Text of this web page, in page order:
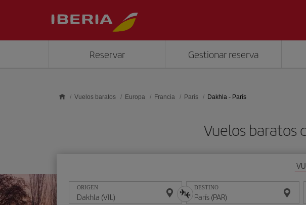
Reservar Gestionar reserva
Vuelos baratos Europa Francia París Dakhla - París
Vuelos baratos
ORIGEN DESTINO